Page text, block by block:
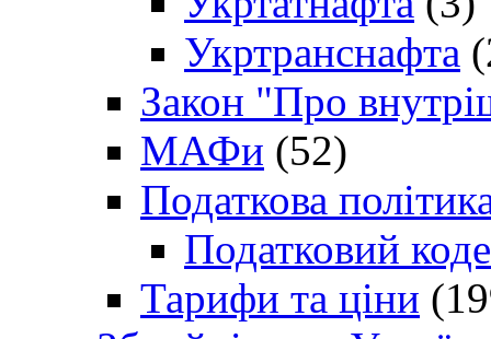
Укртранснафта
Закон "Про
МАФи (52)
Податкова
Податковий
Тарифи та ціни